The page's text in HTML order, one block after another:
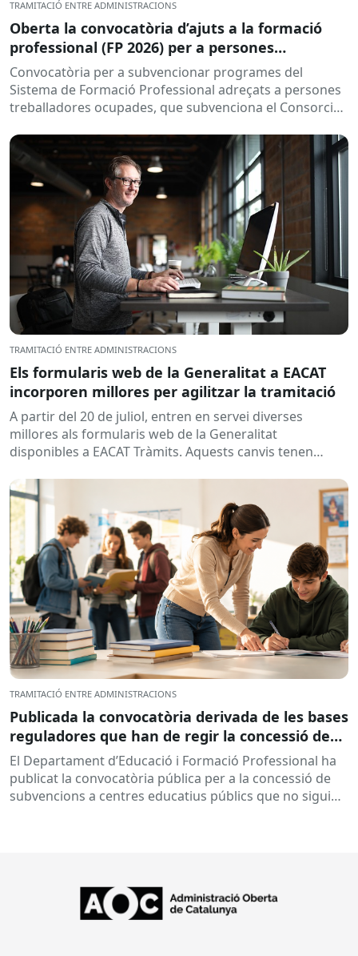
TRAMITACIÓ ENTRE ADMINISTRACIONS
Oberta la convocatòria d’ajuts a la formació
professional (FP 2026) per a persones
treballadores ocupades
Convocatòria per a subvencionar programes del
Sistema de Formació Professional adreçats a persones
treballadores ocupades, que subvenciona el Consorci
TRAMITACIÓ ENTRE ADMINISTRACIONS
Els formularis web de la Generalitat a EACAT
incorporen millores per agilitzar la tramitació
A partir del 20 de juliol, entren en servei diverses
millores als formularis web de la Generalitat
disponibles a EACAT Tràmits. Aquests canvis tenen
TRAMITACIÓ ENTRE ADMINISTRACIONS
Publicada la convocatòria derivada de les bases
reguladores que han de regir la concessió de
subvencions a centres educatius, per al
desenvolupament de programes de formació i
inserció, durant el curs 2026-2027
El Departament d’Educació i Formació Professional ha
publicat la convocatòria pública per a la concessió de
subvencions a centres educatius públics que no siguin